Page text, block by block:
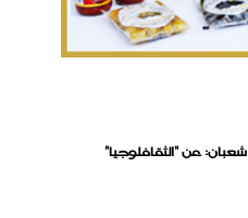
عن “الثقافلوجيا”